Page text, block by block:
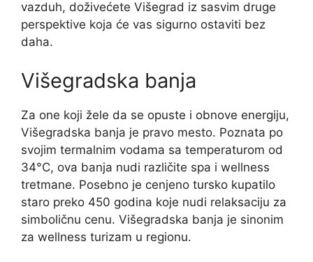
vazduh, doživećete Višegrad iz sasvim druge
perspektive koja će vas sigurno ostaviti bez
daha.
Višegradska banja
Za one koji žele da se opuste i obnove energiju,
Višegradska banja je pravo mesto. Poznata po
svojim termalnim vodama sa temperaturom od
34°C, ova banja nudi različite spa i wellness
tretmane. Posebno je cenjeno tursko kupatilo
staro preko 450 godina koje nudi relaksaciju za
simboličnu cenu. Višegradska banja je sinonim
za wellness turizam u regionu.